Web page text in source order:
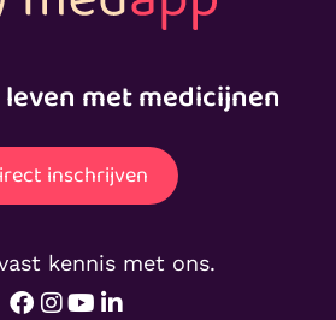
met medicijnen
inschrijven
kennis met ons.